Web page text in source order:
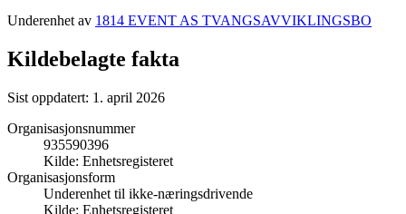
Underenhet av 1814 EVENT AS TVANGSAVVIKLINGSBO
Kildebelagte fakta
Sist oppdatert: 1. april 2026
Organisasjonsnummer
935590396
Kilde: Enhetsregisteret
Organisasjonsform
Underenhet til ikke-næringsdrivende
Kilde: Enhetsregisteret